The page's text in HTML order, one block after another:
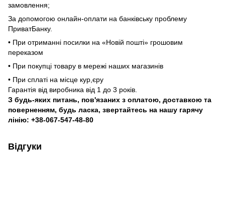
замовлення;
За допомогою онлайн-оплати на банківську проблему
ПриватБанку.
• При отриманні посилки на «Новій пошті» грошовим
переказом
• При покупці товару в мережі наших магазинів
• При сплаті на місце кур,єру
Гарантія від виробника від 1 до 3 років.
З будь-яких питань, пов'язаних з оплатою, доставкою та
поверненням, будь ласка, звертайтесь на нашу гарячу
лінію: +38-067-547-48-80
Відгуки